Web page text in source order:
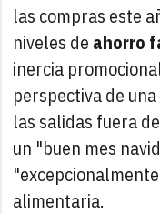
las compras este
niveles de ahorro
inercia
perspectiva de
las salidas fuera
un "buen mes
alimentaria.